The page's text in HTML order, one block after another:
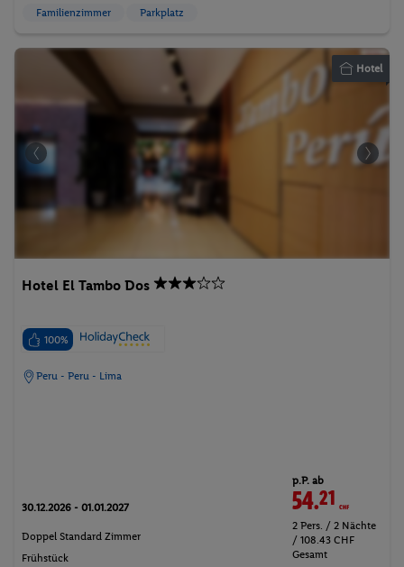
Familienzimmer Parkplatz
Hotel
Hotel El Tambo Dos
100%
Peru - Peru - Lima
30.12.2026 - 01.01.2027
Doppel Standard Zimmer
Frühstück
p.P. ab
54.21 CHF
2 Pers. / 2 Nächte
/ 108.43 CHF
Gesamt